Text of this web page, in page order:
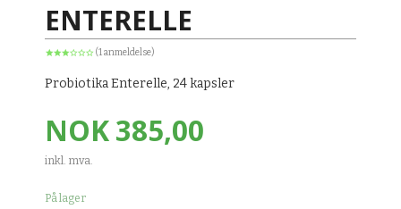
ENTERELLE
(1 anmeldelse)
Probiotika Enterelle, 24 kapsler
Pris
NOK385,00
inkl. mva.
På lager